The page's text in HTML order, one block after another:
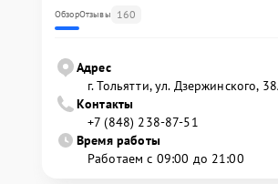
ОбзорОтзывы 160
Адрес
г. Тольятти, ул. Дзержинского,
Контакты
+7 (848) 238-87-51
Время работы
Работаем с 09:00 до 21:00